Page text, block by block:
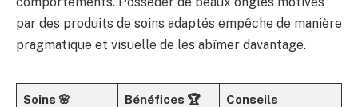
par des produits de soins adaptés empêche de manière
pragmatique et visuelle de les abîmer davantage.
Soins 🌸 Bénéfices 🏆
Conseils